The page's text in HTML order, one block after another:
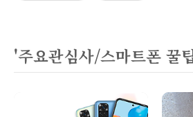
'주요관심사/스마트폰 꿀